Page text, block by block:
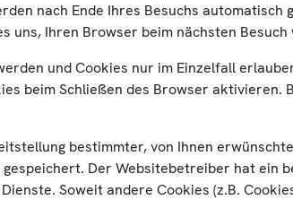
nach Ende Ihres Besuchs automatisch
uns, Ihren Browser beim nächsten
und Cookies nur im Einzelfall
beim Schließen des Browser aktivieren.
bestimmter, von Ihnen
Der Websitebetreiber hat ein
Soweit andere Cookies (z.B.